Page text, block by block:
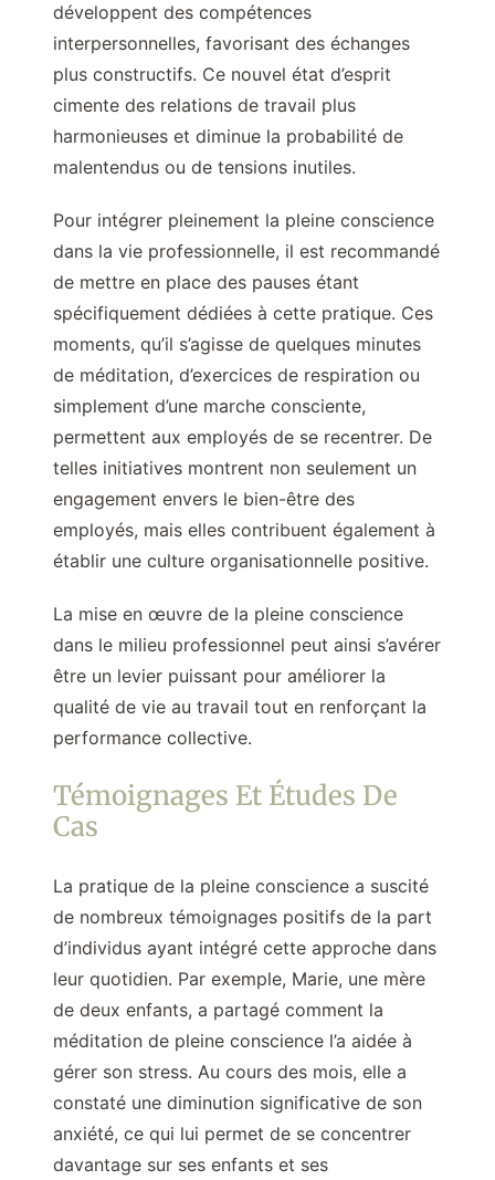
développent des compétences
interpersonnelles, favorisant des échanges
plus constructifs. Ce nouvel état d’esprit
cimente des relations de travail plus
harmonieuses et diminue la probabilité de
malentendus ou de tensions inutiles.
Pour intégrer pleinement la pleine conscience
dans la vie professionnelle, il est recommandé
de mettre en place des pauses étant
spécifiquement dédiées à cette pratique. Ces
moments, qu’il s’agisse de quelques minutes
de méditation, d’exercices de respiration ou
simplement d’une marche consciente,
permettent aux employés de se recentrer. De
telles initiatives montrent non seulement un
engagement envers le bien-être des
employés, mais elles contribuent également à
établir une culture organisationnelle positive.
La mise en œuvre de la pleine conscience
dans le milieu professionnel peut ainsi s’avérer
être un levier puissant pour améliorer la
qualité de vie au travail tout en renforçant la
performance collective.
Témoignages Et Études De
Cas
La pratique de la pleine conscience a suscité
de nombreux témoignages positifs de la part
d’individus ayant intégré cette approche dans
leur quotidien. Par exemple, Marie, une mère
de deux enfants, a partagé comment la
méditation de pleine conscience l’a aidée à
gérer son stress. Au cours des mois, elle a
constaté une diminution significative de son
anxiété, ce qui lui permet de se concentrer
davantage sur ses enfants et ses